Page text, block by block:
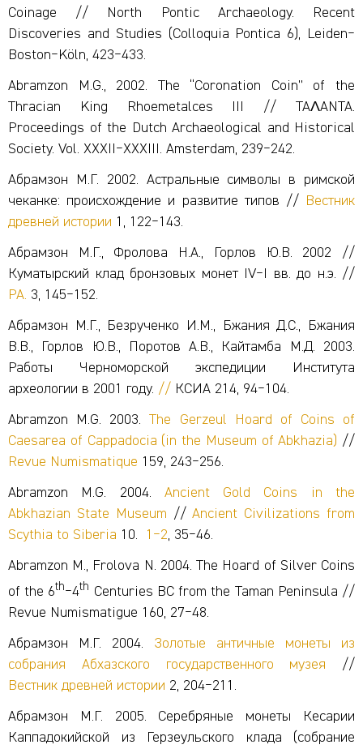
Coinage // North Pontic Archaeology. Recent
Discoveries and Studies (Colloquia Pontica 6), Leiden‒
Boston‒Köln, 423‒433.
Abramzon M.G., 2002. The “Coronation Coin” of the
Thracian King Rhoemetalces III // TAΛANTA.
Proceedings of the Dutch Archaeological and Historical
Society. Vol. XXXII‒XXXIII. Amsterdam, 239‒242.
Абрамзон М.Г. 2002. Астральные символы в римской
чеканке: происхождение и развитие типов //
Вестник
древней истории 1, 122‒143.
Абрамзон М.Г., Фролова Н.А., Горлов Ю.В. 2002 //
Куматырский клад бронзовых монет IV‒I вв. до н.э. //
РА. 3, 145‒152.
Абрамзон М.Г., Безрученко И.М., Бжания Д.С., Бжания
В.В., Горлов Ю.В., Поротов А.В., Кайтамба М.Д. 2003.
Работы Черноморской экспедиции Института
археологии в 2001 году. // КСИА 214, 94‒104.
Abramzon M.G. 2003.The Gerzeul Hoard of Coins of
Caesarea of Cappadocia (in the Museum of Abkhazia) //
Revue Numismatique 159, 243‒256.
Abramzon M.G. 2004. Ancient Gold Coins in the
Abkhazian State Museum //Ancient Civilizations from
Scythia to Siberia 10. 1‒2, 35‒46.
Abramzon M., Frolova N. 2004. The Hoard of Silver Coins
of the 6th‒4th Centuries BC from the Taman Peninsula //
Revue Numismatigue 160, 27‒48.
Абрамзон М.Г. 2004. Золотые античные монеты из
собрания Абхазского государственного музея //
Вестник древней истории 2, 204‒211.
Абрамзон М.Г. 2005. Серебряные монеты Кесарии
Каппадокийской из Герзеульского клада (собрание